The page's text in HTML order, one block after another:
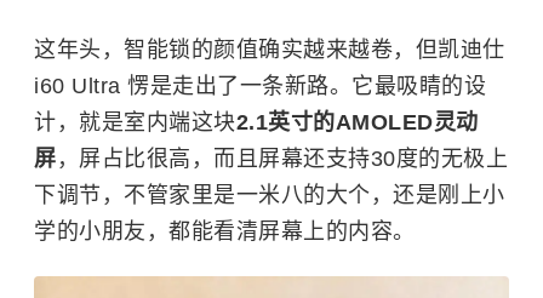
这年头，智能锁的颜值确实越来越卷，但凯迪仕
i60 Ultra 愣是走出了一条新路。它最吸睛的设
计，就是室内端这块2.1英寸的AMOLED灵动
屏 ，屏占比很高，而且屏幕还支持30度的无极上
下调节，不管家里是一米八的大个，还是刚上小
学的小朋友，都能看清屏幕上的内容。